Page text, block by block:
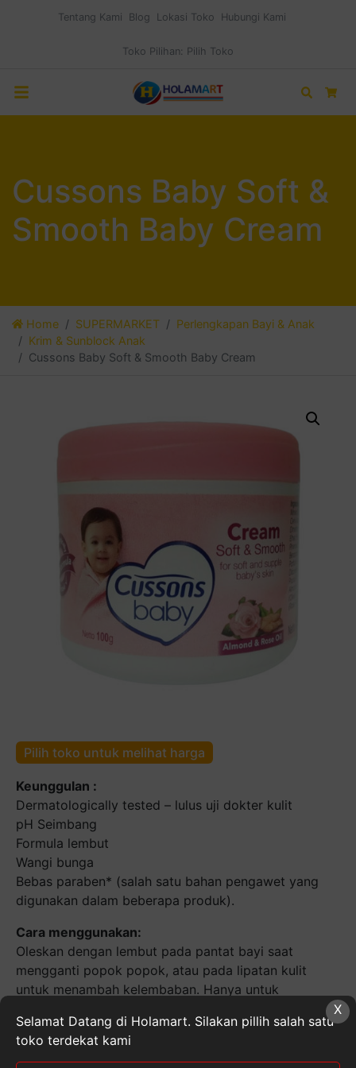
Tentang Kami Blog Lokasi Toko Hubungi Kami
Toko Pilihan: Pilih Toko
Search
Cussons Baby Soft &
Smooth Baby Cream
Home SUPERMARKET
Perlengkapan Bayi & Anak
Krim & Sunblock Anak
Cussons Baby Soft & Smooth Baby Cream
Pilih toko untuk melihat harga
Keunggulan :
Dermatologically tested – lulus uji dokter kulit
pH Seimbang
Formula lembut
Wangi bunga
Bebas paraben* (salah satu bahan pengawet yang
digunakan dalam beberapa produk).
Cara menggunakan:
Oleskan dengan lembut pada pantat bayi saat
mengganti popok popok, atau pada lipatan kulit
untuk menambah kelembaban. Hanya untuk
Tips :
Waktu terbaik untuk menggunakan pelembab adalah
X
Selamat Datang di Holamart. Silakan pillih salah satu
toko terdekat kami